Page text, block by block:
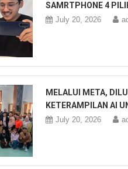
SAMRTPHONE 4
July 20, 2026
MELALUI META,
KETERAMPILAN AI
July 20, 2026